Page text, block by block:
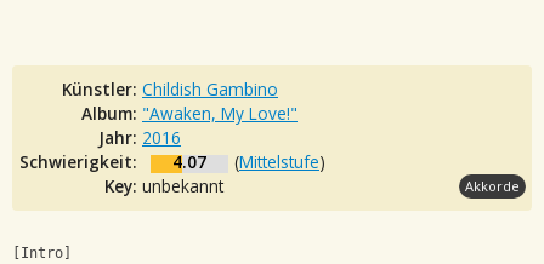
Künstler: Childish Gambino
Album: "Awaken, My Love!"
Jahr: 2016
Schwierigkeit:
4.07 (Mittelstufe)
Key: unbekannt Akkorde
[Intro]